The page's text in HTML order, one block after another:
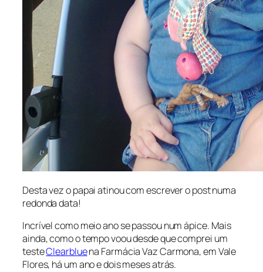
Desta vez o papai atinou com escrever o post numa
redonda data!
Incrível como meio ano se passou num ápice. Mais
ainda, como o tempo voou desde que comprei um
testeClearbluena Farmácia Vaz Carmona, em Vale
Flores, há um ano e dois meses atrás.